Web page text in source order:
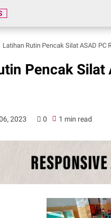
Latihan Rutin Pencak Silat ASAD PC
Pencak Silat
2023 0 1 min read